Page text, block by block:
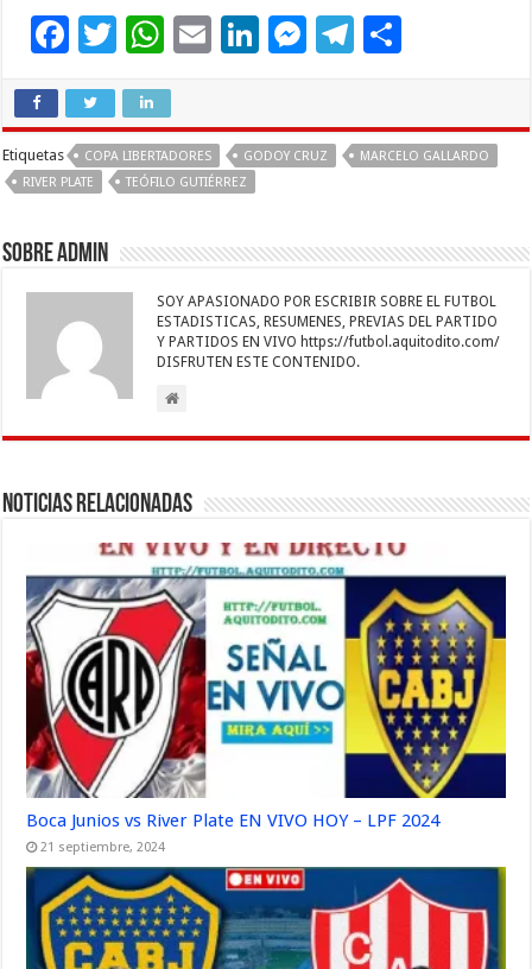
F
e
b
o
k
T
tt
er
W
at
sA
p
E
l
Li
e
M
n
T
gr p
r
Etiquetas COPA LIBERTADORES GODOY CRUZ
MARCELO GALLARDO
RIVER PLATE
TEÓFILO GUTIÉRREZ
Sobre admin
SOY APASIONADO POR ESCRIBIR SOBRE EL FUTBOL
ESTADISTICAS, RESUMENES, PREVIAS DEL PARTIDO
Y PARTIDOS EN VIVO https://futbol.aquitodito.com/
DISFRUTEN ESTE CONTENIDO.
Noticias Relacionadas
Boca Junios vs River Plate EN VIVO HOY – LPF 2024
21 septiembre, 2024